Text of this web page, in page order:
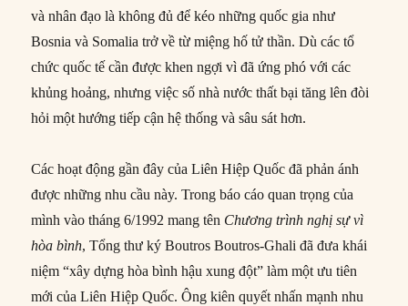
và nhân đạo là không đủ để kéo những quốc gia như
Bosnia và Somalia trở về từ miệng hố tử thần. Dù các tổ
chức quốc tế cần được khen ngợi vì đã ứng phó với các
khủng hoảng, nhưng việc số nhà nước thất bại tăng lên đòi
hỏi một hướng tiếp cận hệ thống và sâu sát hơn.
Các hoạt động gần đây của Liên Hiệp Quốc đã phản ánh
được những nhu cầu này. Trong báo cáo quan trọng của
mình vào tháng 6/1992 mang tên Chương trình nghị sự vì
hòa bình, Tổng thư ký Boutros Boutros-Ghali đã đưa khái
niệm “xây dựng hòa bình hậu xung đột” làm một ưu tiên
mới của Liên Hiệp Quốc. Ông kiên quyết nhấn mạnh nhu